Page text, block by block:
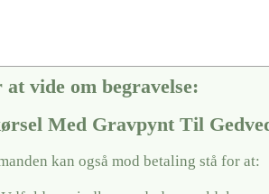
vide om begravelse:
Med Gravpynt Til
kan også mod betaling stå for at: